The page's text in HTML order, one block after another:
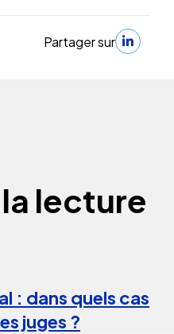
Partager sur
lecture
: dans quels cas
juges ?